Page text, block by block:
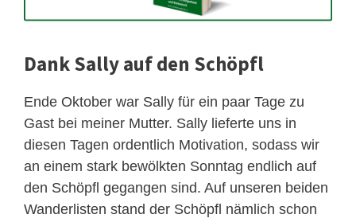
Dank Sally auf den Schöpfl
Ende Oktober war Sally für ein paar Tage zu
Gast bei meiner Mutter. Sally lieferte uns in
diesen Tagen ordentlich Motivation, sodass wir
an einem stark bewölkten Sonntag endlich auf
den Schöpfl gegangen sind. Auf unseren beiden
Wanderlisten stand der Schöpfl nämlich schon